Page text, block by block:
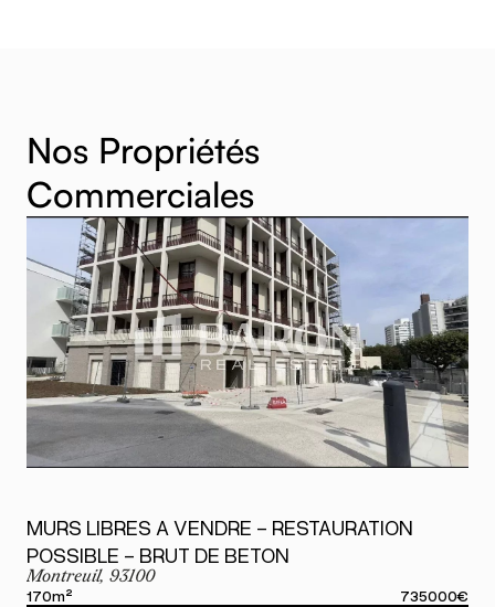
Nos Propriétés
Commerciales
MURS LIBRES A VENDRE - RESTAURATION
POSSIBLE - BRUT DE BETON
Montreuil, 93100
170m² 735000€